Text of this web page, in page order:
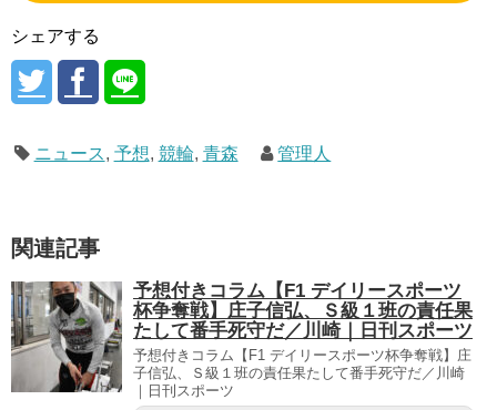
シェアする
ニュース, 予想, 競輪, 青森 管理人
関連記事
予想付きコラム【F1 デイリースポーツ
杯争奪戦】庄子信弘、Ｓ級１班の責任果
たして番手死守だ／川崎｜日刊スポーツ
予想付きコラム【F1 デイリースポーツ杯争奪戦】庄
子信弘、Ｓ級１班の責任果たして番手死守だ／川崎
｜日刊スポーツ